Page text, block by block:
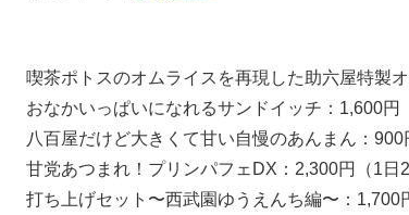
喫茶ポトスのオムライスを再現した助六屋特製
おなかいっぱいになれるサンドイッチ：1,600円
八百屋だけど大きくて甘い自慢のあんまん：900
甘党あつまれ！プリンパフェDX：2,300円（1日
打ち上げセット〜西武園ゆうえんち編〜：1,700